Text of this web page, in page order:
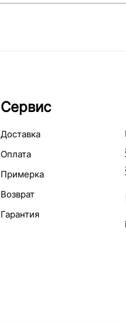
Сервис
Доставка
Оплата
Примерка
Возврат
Гарантия